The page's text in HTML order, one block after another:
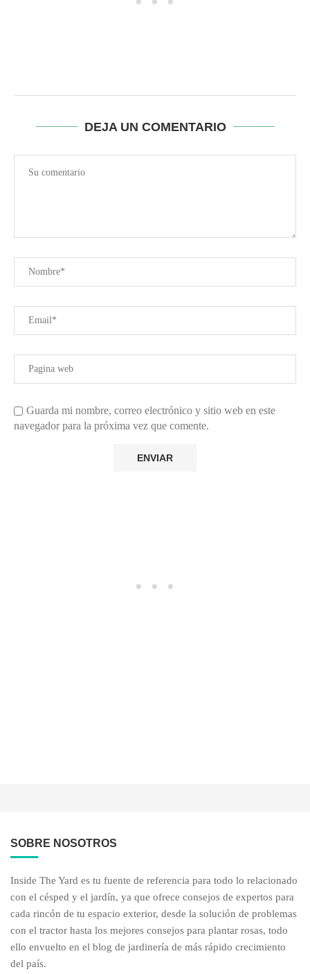
DEJA UN COMENTARIO
Guarda mi nombre, correo electrónico y sitio web en este
navegador para la próxima vez que comente.
SOBRE NOSOTROS
Inside The Yard es tu fuente de referencia para todo lo relacionado
con el césped y el jardín, ya que ofrece consejos de expertos para
cada rincón de tu espacio exterior, desde la solución de problemas
con el tractor hasta los mejores consejos para plantar rosas, todo
ello envuelto en el blog de jardinería de más rápido crecimiento
del país.